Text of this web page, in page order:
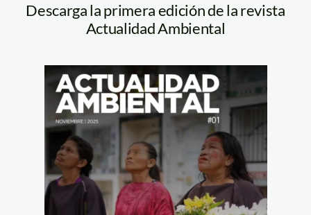
Descarga la primera edición de la revista
Actualidad Ambiental